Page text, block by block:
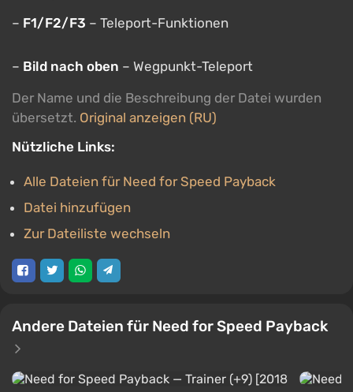
– F1/F2/F3 – Teleport-Funktionen
– Bild nach oben – Wegpunkt-Teleport
Der Name und die Beschreibung der Datei wurden
übersetzt. Original anzeigen (RU)
Nützliche Links:
Alle Dateien für Need for Speed Payback
Datei hinzufügen
Zur Dateiliste wechseln
Andere Dateien für Need for Speed Payback